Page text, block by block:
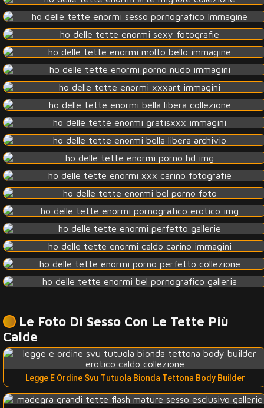
Le Foto Di Sesso Con Le Tette Più
Calde
Legge E Ordine Svu Tutuola Bionda Tettona Body Builder